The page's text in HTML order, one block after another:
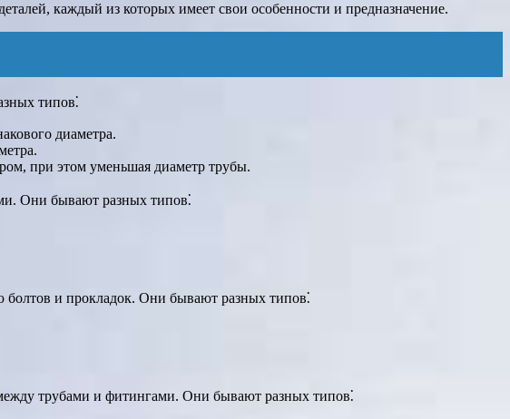
каждый из которых имеет свои особенности и предназначение.
типов⁚
диаметра.
при этом уменьшая диаметр трубы.
Они бывают разных типов⁚
болтов и прокладок. Они бывают разных типов⁚
трубами и фитингами. Они бывают разных типов⁚